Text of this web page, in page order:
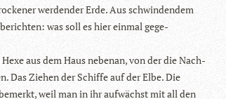
wer­den­der Erde. Aus schwin­den­dem
was soll es hier ein­mal gege­
aus dem Haus nebenan, von der die Nach­
Das Zie­hen der Schiffe auf der Elbe. Die
weil man in ihr auf­wächst mit all den